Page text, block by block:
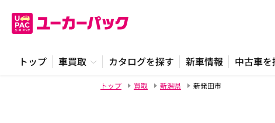
トップ 車買取 カタログを探す 新車情報 中古車を
トップ 買取 新潟県 新発田市